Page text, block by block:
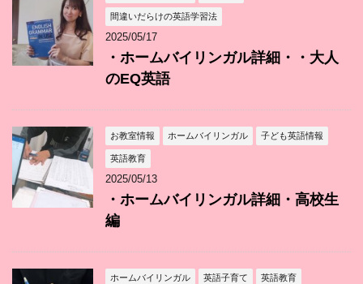
間違いだらけの英語学習法
2025/05/17
・ホームバイリンガル詳細・・大人
のEQ英語
お教室情報 ホームバイリンガル 子ども英語情報
英語教育
2025/05/13
・ホームバイリンガル詳細・高校生
編
ホームバイリンガル 英語子育て 英語教育